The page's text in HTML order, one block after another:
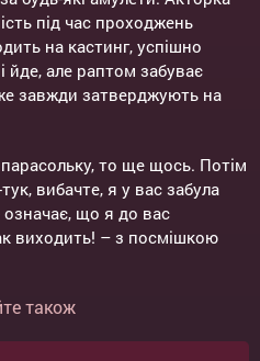
під час проходжень
на кастинг, успішно
йде, але раптом забуває
завжди затверджують на
то ще щось. Потім
вибачте, я у вас забула
що я до вас
виходить! – з посмішкою
також